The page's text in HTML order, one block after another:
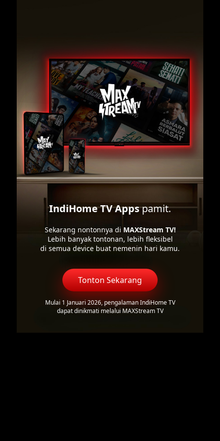
IndiHome TV Appspamit.
Sekarang nontonnya di MAXStream TV!
Lebih banyak tontonan, lebih fleksibel
di semua device buat nemenin hari kamu.
Tonton Sekarang
Mulai 1 Januari 2026, pengalaman IndiHome TV
dapat dinikmati melalui MAXStream TV